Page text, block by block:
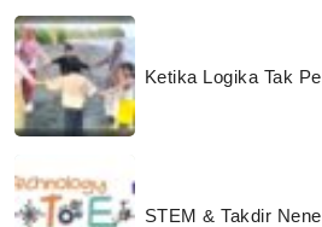
Ketika Logika Tak
STEM & Takdir